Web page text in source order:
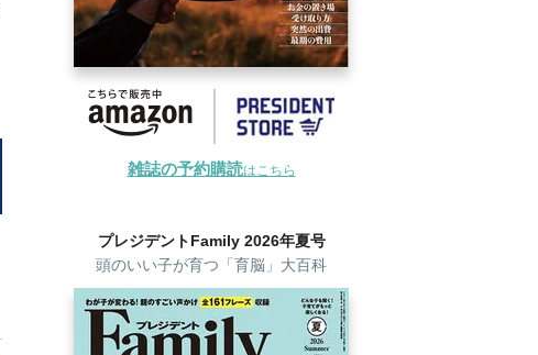
雑誌の予約購読はこちら
プレジデントFamily 2026年夏号
頭のいい子が育つ「育脳」大百科